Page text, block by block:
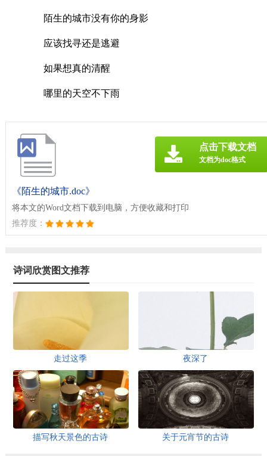
陌生的城市没有你的身影
应该找寻还是逃避
如果想真的清醒
哪里的天空不下雨
《陌生的城市.doc》
将本文的Word文档下载到电脑，方便收藏和打印
推荐度：
点击下载文档
文档为doc格式
诗词欣赏图文推荐
走过这季 夜深了
描写秋天景色的古诗 关于元宵节的古诗